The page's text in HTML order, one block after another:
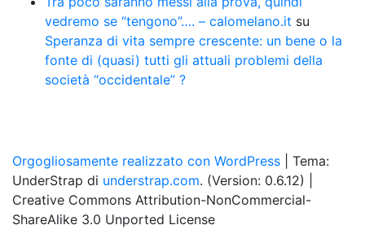
vedremo se “tengono”…. – calomelano.it su
Speranza di vita sempre crescente: un bene o la
fonte di (quasi) tutti gli attuali problemi della
società “occidentale” ?
Orgogliosamente realizzato con WordPress
Tema:
UnderStrap di understrap.com. (Version: 0.6.12)
Creative Commons Attribution-NonCommercial-
ShareAlike 3.0 Unported License